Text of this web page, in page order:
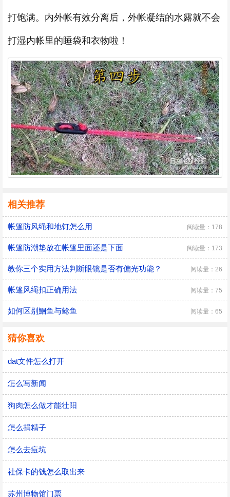
打饱满。内外帐有效分离后，外帐凝结的水露就不会
打湿内帐里的睡袋和衣物啦！
相关推荐
帐篷防风绳和地钉怎么用 阅读量：178
帐篷防潮垫放在帐篷里面还是下面 阅读量：173
教你三个实用方法判断眼镜是否有偏光功能？ 阅读量：26
帐篷风绳扣正确用法 阅读量：75
如何区别鮰鱼与鲶鱼 阅读量：65
猜你喜欢
dat文件怎么打开
怎么写新闻
狗肉怎么做才能壮阳
怎么捐精子
怎么去痘坑
社保卡的钱怎么取出来
苏州博物馆门票